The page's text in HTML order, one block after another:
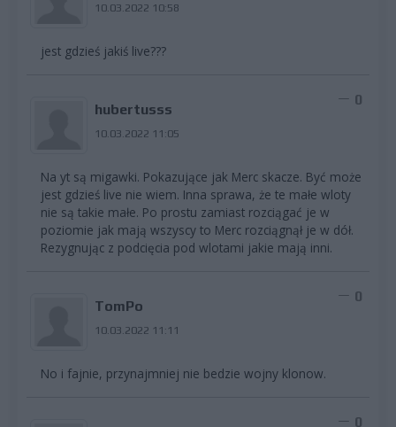
10.03.2022 10:58
jest gdzieś jakiś live???
hubertusss
10.03.2022 11:05
0
Na yt są migawki. Pokazujące jak Merc skacze. Być może
jest gdzieś live nie wiem. Inna sprawa, że te małe wloty
nie są takie małe. Po prostu zamiast rozciągać je w
poziomie jak mają wszyscy to Merc rozciągnął je w dół.
Rezygnując z podcięcia pod wlotami jakie mają inni.
TomPo
10.03.2022 11:11
0
No i fajnie, przynajmniej nie bedzie wojny klonow.
0